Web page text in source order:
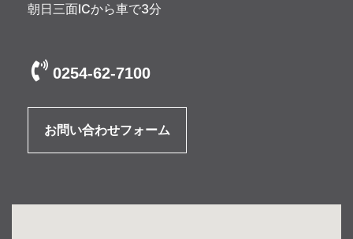
朝日三面ICから車で3分
0254-62-7100
お問い合わせフォーム